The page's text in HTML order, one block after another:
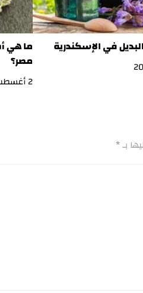
في الإسكندرية
ما هي
مصر؟
2 أغسطس, 2026
بـ*